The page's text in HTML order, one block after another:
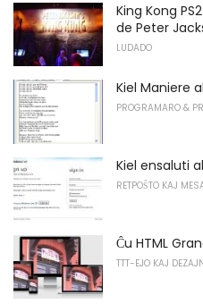
King Kong
de Peter
LUDADO
Kiel Maniere
PROGRAMARO &
Kiel ensaluti
RETPOŜTO KAJ
Ĉu HTML
TTT-EJO KAJ